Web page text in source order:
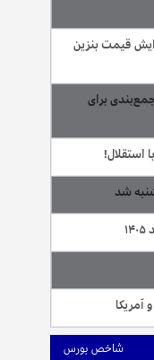
قیمت بنزین‌
برای
استقلال!
شد
آمریکا
شاخص بورس